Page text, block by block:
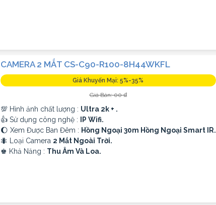
CAMERA 2 MẮT CS-C90-R100-8H44WKFL
Giá Khuyến Mại: 5%-35%
Giá Bán: 00 ₫
💯 Hình ảnh chất lượng : Ultra 2k + .
👍 Sử dụng công nghệ :
IP Wifi.
🌔 Xem Được Ban Đêm : Hồng Ngoại 30m Hồng Ngoại Smart IR.
🐜 Loại Camera 2 Mắt Ngoài Trời.
️♚ Khả Năng : Thu Âm Và Loa.